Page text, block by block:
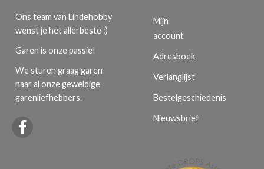
Ons team van Lindehobby
wenst je het allerbeste :)
Garen is onze passie!
We sturen graag garen
naar al onze geweldige
garenliefhebbers.
Mijn
account
Adresboek
Verlanglijst
Bestelgeschiedenis
Nieuwsbrief